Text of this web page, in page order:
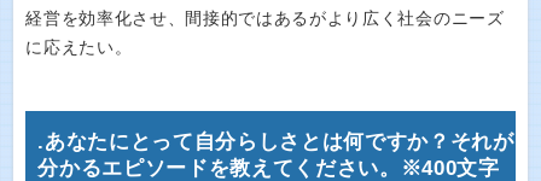
経営を効率化させ、間接的ではあるがより広く社会のニーズ
に応えたい。
.あなたにとって自分らしさとは何ですか？それが
分かるエピソードを教えてください。※400文字